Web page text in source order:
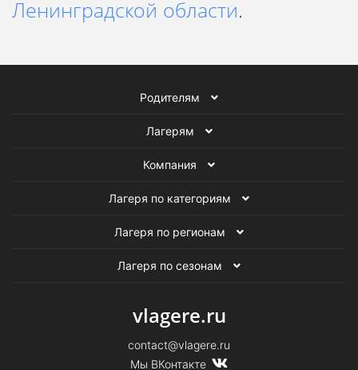
Ленинградской области.
Родителям
Лагерям
Компания
Лагеря по категориям
Лагеря по регионам
Лагеря по сезонам
vlagere.ru
contact@vlagere.ru
Мы ВКонтакте